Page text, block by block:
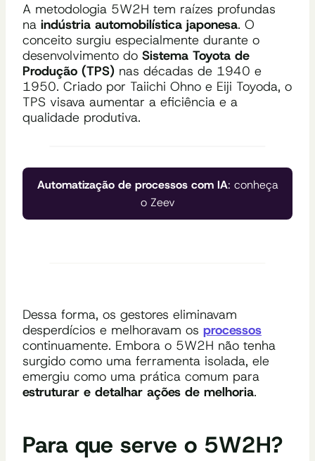
A metodologia 5W2H tem raízes profundas
na indústria automobilística japonesa. O
conceito surgiu especialmente durante o
desenvolvimento do Sistema Toyota de
Produção (TPS) nas décadas de 1940 e
1950. Criado por Taiichi Ohno e Eiji Toyoda, o
TPS visava aumentar a eficiência e a
qualidade produtiva.
Automatização de processos com IA: conheça
o Zeev
Dessa forma, os gestores eliminavam
desperdícios e melhoravam os processos
continuamente. Embora o 5W2H não tenha
surgido como uma ferramenta isolada, ele
emergiu como uma prática comum para
estruturar e detalhar ações de melhoria.
Para que serve o 5W2H?